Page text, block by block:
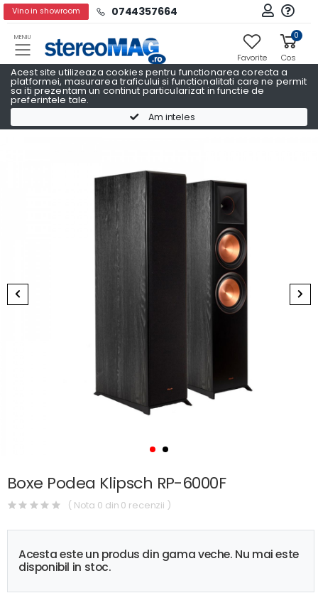
Acest site utilizeaza cookies pentru functionarea corecta a
platformei, masurarea traficului si functionalitati care ne permit
sa iti prezentam un continut particularizat in functie de
preferintele tale.
Am inteles
Vino in showroom 0744357664
MENIU
Favorite
0
Cos
Boxe podea KLIPSCH
Boxe Podea Klipsch RP-6000F
( Nota 0 din 0 recenzii )
Acesta este un produs din gama veche. Nu mai este
disponibil in stoc.